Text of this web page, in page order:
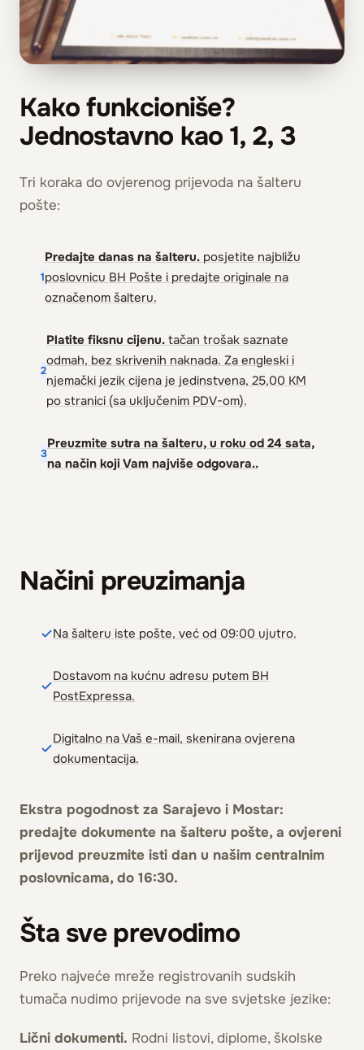
Kako funkcioniše?
Jednostavno kao 1, 2, 3
Tri koraka do ovjerenog prijevoda na šalteru
pošte:
1
Predajte danas na šalteru. posjetite najbližu
poslovnicu BH Pošte i predajte originale na
označenom šalteru.
2
Platite fiksnu cijenu. tačan trošak saznate
odmah, bez skrivenih naknada. Za engleski i
njemački jezik cijena je jedinstvena, 25,00 KM
po stranici (sa uključenim PDV-om).
3
Preuzmite sutra na šalteru, u roku od 24 sata,
na način koji Vam najviše odgovara..
Načini preuzimanja
Na šalteru iste pošte, već od 09:00 ujutro.
Dostavom na kućnu adresu putem BH
PostExpressa.
Digitalno na Vaš e-mail, skenirana ovjerena
dokumentacija.
Ekstra pogodnost za Sarajevo i Mostar:
predajte dokumente na šalteru pošte, a ovjereni
prijevod preuzmite isti dan u našim centralnim
poslovnicama, do 16:30.
Šta sve prevodimo
Preko najveće mreže registrovanih sudskih
tumača nudimo prijevode na sve svjetske jezike:
Lični dokumenti. Rodni listovi, diplome, školske